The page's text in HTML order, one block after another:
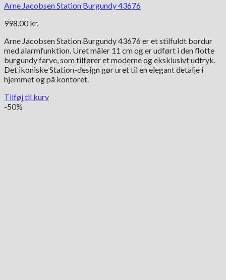
Arne Jacobsen Station Burgundy 43676
998.00 kr.
Arne Jacobsen Station Burgundy 43676 er et stilfuldt bordur
med alarmfunktion. Uret måler 11 cm og er udført i den flotte
burgundy farve, som tilfører et moderne og eksklusivt udtryk.
Det ikoniske Station-design gør uret til en elegant detalje i
hjemmet og på kontoret.
Tilføj til kurv
-50%